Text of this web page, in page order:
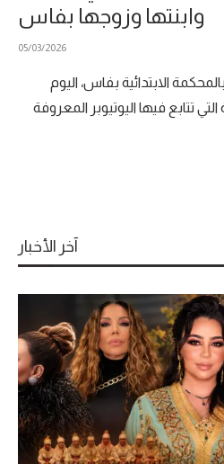
وابنتها وزوجها بفاس
05/03/2026
الابتدائية بفاس، اليوم
تتابع فيها اليوتيوبر المعروفة
آخر الأخبار